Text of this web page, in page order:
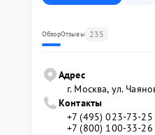
ОбзорОтзывы 235
Адрес
г. Москва, ул.
Контакты
+7 (495) 023-73-25
+7 (800) 100-33-26